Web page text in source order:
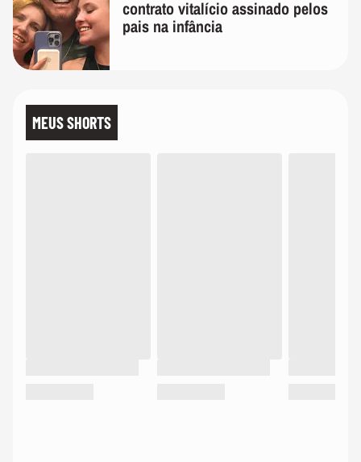
contrato vitalício assinado pelos
pais na infância
MEUS SHORTS